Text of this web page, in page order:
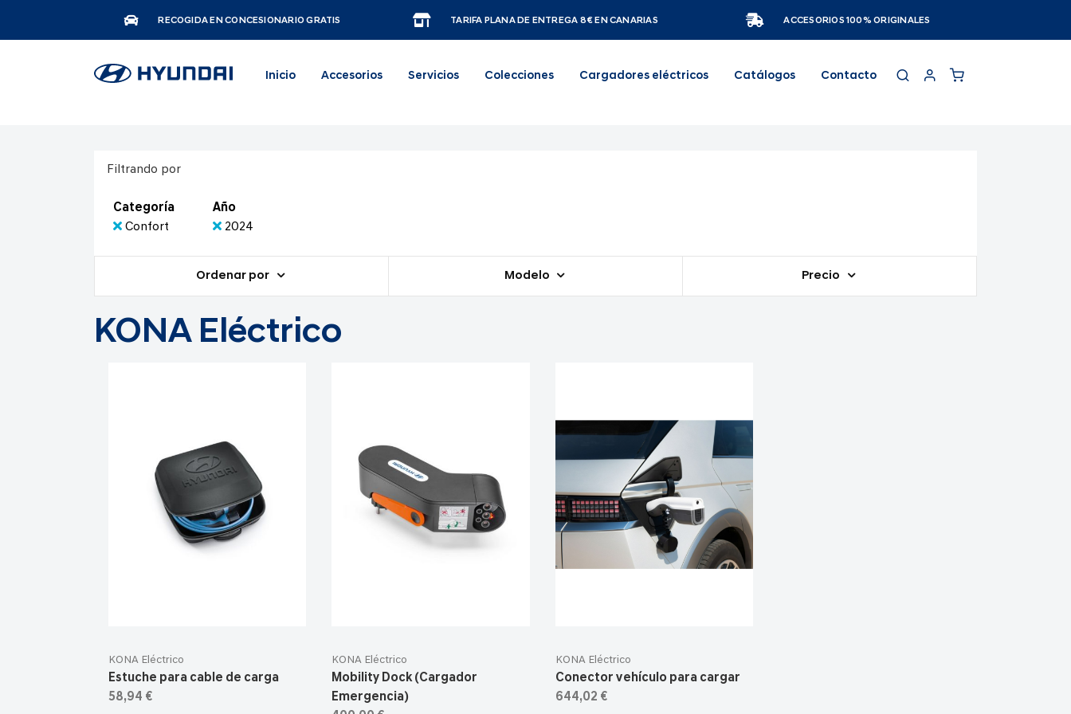
RECOGIDA EN CONCESIONARIO GRATIS TARIFA PLANA DE ENTREGA 8€ EN CANARIAS ACCESORIOS 100% ORIGINALES
Inicio Accesorios Servicios Colecciones Cargadores eléctricos Catálogos Contacto
Filtrando por
Categoría
Confort
Año
2024
Ordenar por Modelo Precio
KONA Eléctrico
KONA Eléctrico
Estuche para cable de carga
58,94 €
KONA Eléctrico
Mobility Dock (Cargador
Emergencia)
KONA Eléctrico
Conector vehículo para cargar
644,02 €